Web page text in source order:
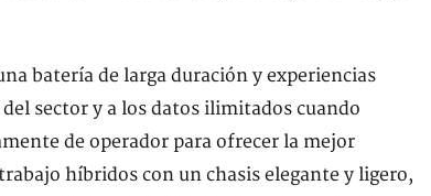
batería de larga duración y experiencias
sector y a los datos ilimitados cuando
de operador para ofrecer la mejor
híbridos con un chasis elegante y ligero,